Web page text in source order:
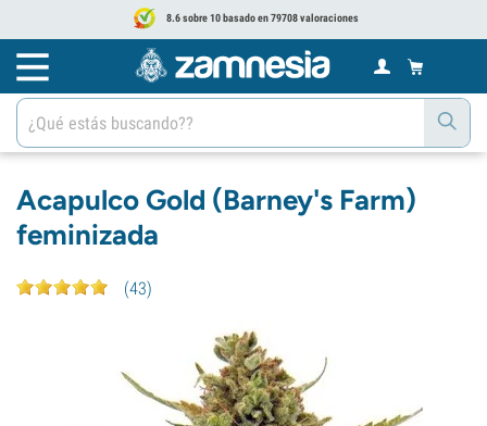
8.6 sobre 10 basado en 79708 valoraciones
Acapulco Gold (Barney's Farm)
feminizada
(43)